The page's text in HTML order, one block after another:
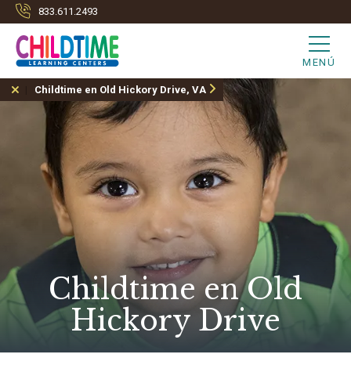
833.611.2493
MENÚ
Childtime en Old Hickory Drive, VA
Childtime en Old
Hickory Drive